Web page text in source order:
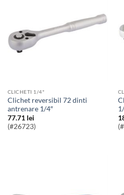
CLICHETI 1/4"
Clichet reversibil 72 dinti
antrenare 1/4″
77.71 lei
(#26723)
Clichet Reversibil Antrenare